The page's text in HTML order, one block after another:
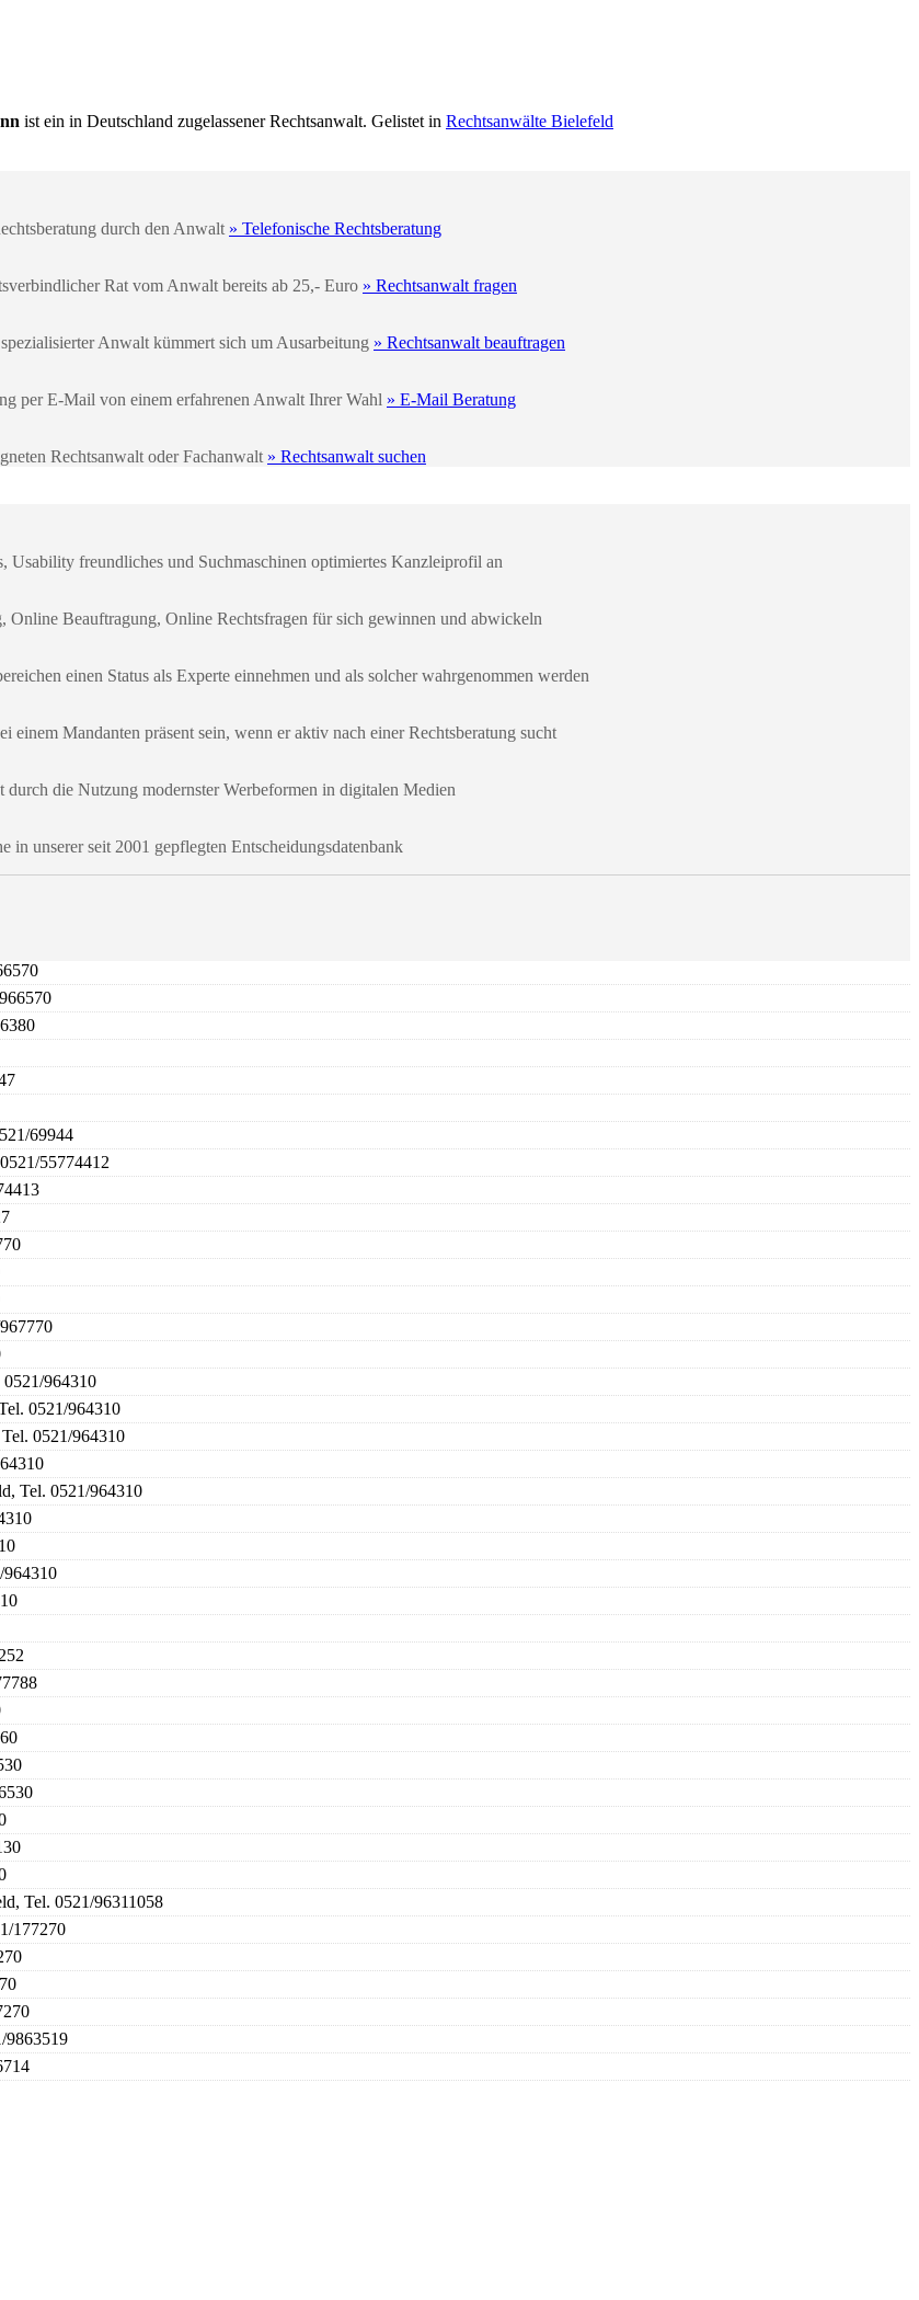
ist ein in Deutschland zugelassener Rechtsanwalt. Gelistet in Rechtsanwälte Bielefeld
durch den Anwalt » Telefonische Rechtsberatung
Rat vom Anwalt bereits ab 25,- Euro » Rechtsanwalt fragen
Anwalt kümmert sich um Ausarbeitung » Rechtsanwalt beauftragen
per E-Mail von einem erfahrenen Anwalt Ihrer Wahl » E-Mail Beratung
Rechtsanwalt oder Fachanwalt » Rechtsanwalt suchen
freundliches und Suchmaschinen optimiertes Kanzleiprofil an
Beauftragung, Online Rechtsfragen für sich gewinnen und abwickeln
einen Status als Experte einnehmen und als solcher wahrgenommen werden
Mandanten präsent sein, wenn er aktiv nach einer Rechtsberatung sucht
die Nutzung modernster Werbeformen in digitalen Medien
unserer seit 2001 gepflegten Entscheidungsdatenbank
69944
55774412
964310
0521/964310
0521/964310
Tel. 0521/964310
Tel. 0521/96311058
177270
9863519